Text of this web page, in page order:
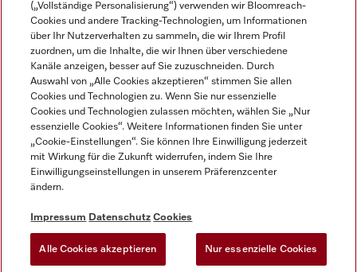
Impressum
AGB
Datenschutz
Nutzungsbedingungen
Gesetzen über digitale Dienste
Cookie-Einstellungen
Miele auf Instagram
Miele auf Youtube
(„Vollständige Personalisierung“) verwenden wir Bloomreach-
Cookies und andere Tracking-Technologien, um Informationen
über Ihr Nutzerverhalten zu sammeln, die wir Ihrem Profil
zuordnen, um die Inhalte, die wir Ihnen über verschiedene
Kanäle anzeigen, besser auf Sie zuzuschneiden. Durch
Auswahl von „Alle Cookies akzeptieren“ stimmen Sie allen
Cookies und Technologien zu. Wenn Sie nur essenzielle
Cookies und Technologien zulassen möchten, wählen Sie „Nur
essenzielle Cookies“. Weitere Informationen finden Sie unter
„Cookie-Einstellungen“. Sie können Ihre Einwilligung jederzeit
mit Wirkung für die Zukunft widerrufen, indem Sie Ihre
Einwilligungseinstellungen in unserem Präferenzcenter
ändern.
Impressum Datenschutz Cookies
Alle Cookies akzeptieren Nur essenzielle Cookies